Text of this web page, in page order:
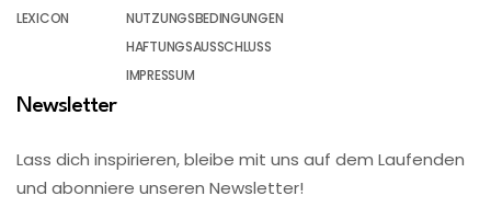
LEXICON
NUTZUNGSBEDINGUNGEN
HAFTUNGSAUSSCHLUSS
IMPRESSUM
Newsletter
Lass dich inspirieren, bleibe mit uns auf dem Laufenden
und abonniere unseren Newsletter!